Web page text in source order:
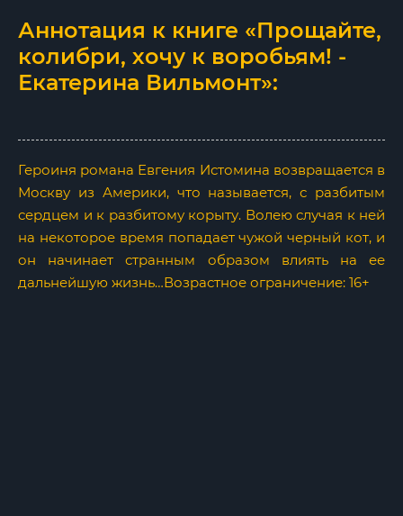
Аннотация к книге «Прощайте,
колибри, хочу к воробьям! -
Екатерина Вильмонт»:
Героиня романа Евгения Истомина возвращается в
Москву из Америки, что называется, с разбитым
сердцем и к разбитому корыту. Волею случая к ней
на некоторое время попадает чужой черный кот, и
он начинает странным образом влиять на ее
дальнейшую жизнь…Возрастное ограничение: 16+